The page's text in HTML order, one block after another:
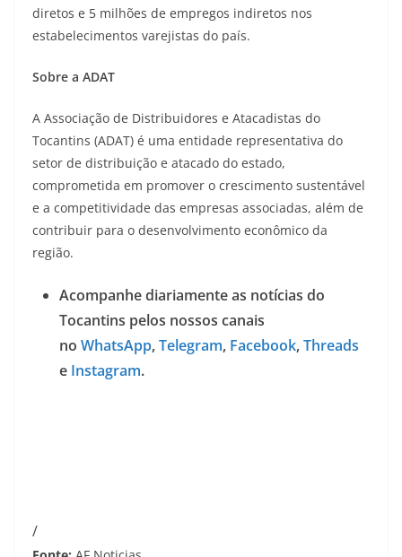
diretos e 5 milhões de empregos indiretos nos
estabelecimentos varejistas do país.
Sobre a ADAT
A Associação de Distribuidores e Atacadistas do
Tocantins (ADAT) é uma entidade representativa do
setor de distribuição e atacado do estado,
comprometida em promover o crescimento sustentável
e a competitividade das empresas associadas, além de
contribuir para o desenvolvimento econômico da
região.
Acompanhe diariamente as notícias do
Tocantins pelos nossos canais
no WhatsApp,Telegram, Facebook,Threads
e Instagram.
/